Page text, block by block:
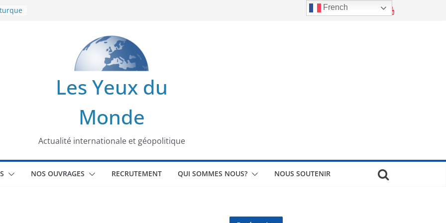
Les Yeux du
Monde
Actualité internationale et géopolitique
NOS OUVRAGES RECRUTEMENT QUI SOMMES NOUS? NOUS SOUTENIR
French